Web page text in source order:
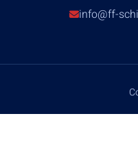
info@ff-